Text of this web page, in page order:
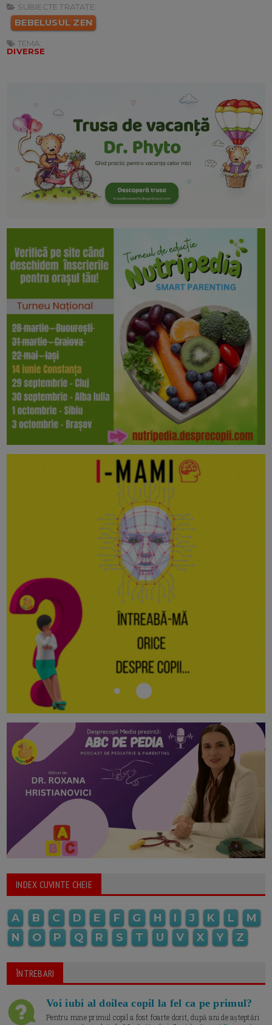
SUBIECTE TRATATE:
BEBELUSUL ZEN
TEMA:
DIVERSE
INDEX CUVINTE CHEIE
A B C D E F G H I J K L
M
N
O P Q R S T U V X Y Z
ÎNTREBARI
Voi iubi al doilea copil la fel ca pe primul?
Pentru mine primul copil a fost foarte dorit, după ani de așteptări